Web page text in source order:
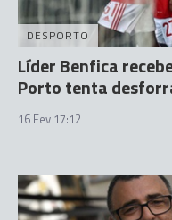
DESPORTO
Líder Benfica
Porto tenta
16 Fev 17:12